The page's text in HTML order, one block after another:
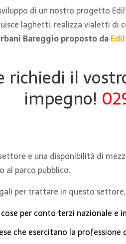
di un nostro progetto
laghetti, realizza vialetti di
Bareggio proposto da
richiedi il
impegno!
e una disponibilità di
al parco pubblico.
per trattare in questo
per conto terzi nazionale e
che esercitano la